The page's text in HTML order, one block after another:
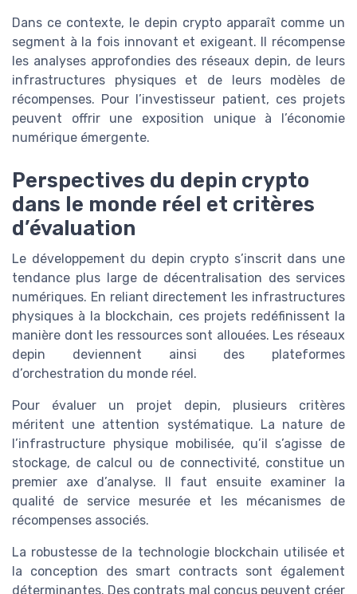
Dans ce contexte, le depin crypto apparaît comme un
segment à la fois innovant et exigeant. Il récompense
les analyses approfondies des réseaux depin, de leurs
infrastructures physiques et de leurs modèles de
récompenses. Pour l’investisseur patient, ces projets
peuvent offrir une exposition unique à l’économie
numérique émergente.
Perspectives du depin crypto
dans le monde réel et critères
d’évaluation
Le développement du depin crypto s’inscrit dans une
tendance plus large de décentralisation des services
numériques. En reliant directement les infrastructures
physiques à la blockchain, ces projets redéfinissent la
manière dont les ressources sont allouées. Les réseaux
depin deviennent ainsi des plateformes
d’orchestration du monde réel.
Pour évaluer un projet depin, plusieurs critères
méritent une attention systématique. La nature de
l’infrastructure physique mobilisée, qu’il s’agisse de
stockage, de calcul ou de connectivité, constitue un
premier axe d’analyse. Il faut ensuite examiner la
qualité de service mesurée et les mécanismes de
récompenses associés.
La robustesse de la technologie blockchain utilisée et
la conception des smart contracts sont également
déterminantes. Des contrats mal conçus peuvent créer